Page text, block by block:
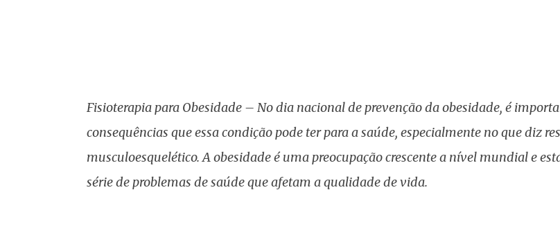
Fisioterapia para Obesidade – No dia nacional de prevenção da obesidade, é
consequências que essa condição pode ter para a saúde, especialmente no que diz
musculoesquelético. A obesidade é uma preocupação crescente a nível mundial e
série de problemas de saúde que afetam a qualidade de vida.